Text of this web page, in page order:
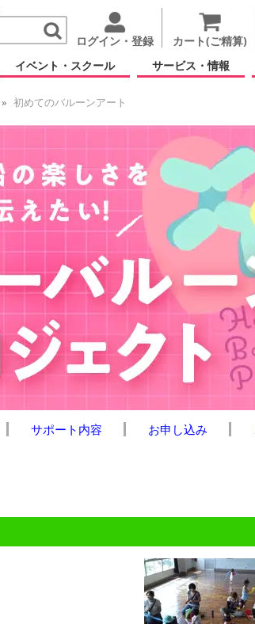
ログイン・登録 カート(ご精算)
イベント・スクール サービス・情報
初めてのバルーンアート
サポート内容 お申し込み